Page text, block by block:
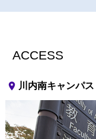
ACCESS
place 川内南キャンパス